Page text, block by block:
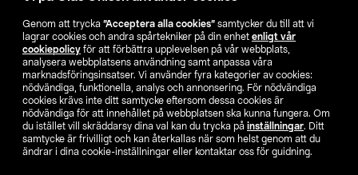
Genom att trycka ”Acceptera alla cookies” samtycker du till att vi
lagrar cookies och andra spårtekniker på din enhet enligt vår
cookiepolicy för att förbättra upplevelsen på vår webbplats,
analysera webbplatsens användning samt anpassa våra
marknadsföringsinsatser. Vi använder fyra kategorier av cookies:
nödvändiga, funktionella, analys och annonsering. För nödvändiga
cookies krävs inte ditt samtycke eftersom dessa cookies är
nödvändiga för att innehållet på webbplatsen ska kunna fungera. Om
du istället vill skräddarsy dina val kan du trycka på inställningar. Ditt
samtycke är frivilligt och kan återkallas när som helst genom att du
ändrar i dina cookie-inställningar eller kontaktar oss för guidning.
Hitta butik
SE NO FI